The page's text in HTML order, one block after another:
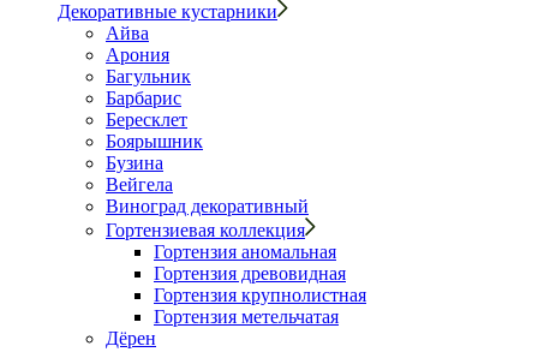
Декоративные кустарники
Айва
Арония
Багульник
Барбарис
Бересклет
Боярышник
Бузина
Вейгела
Виноград декоративный
Гортензиевая коллекция
Гортензия аномальная
Гортензия древовидная
Гортензия крупнолистная
Гортензия метельчатая
Дёрен